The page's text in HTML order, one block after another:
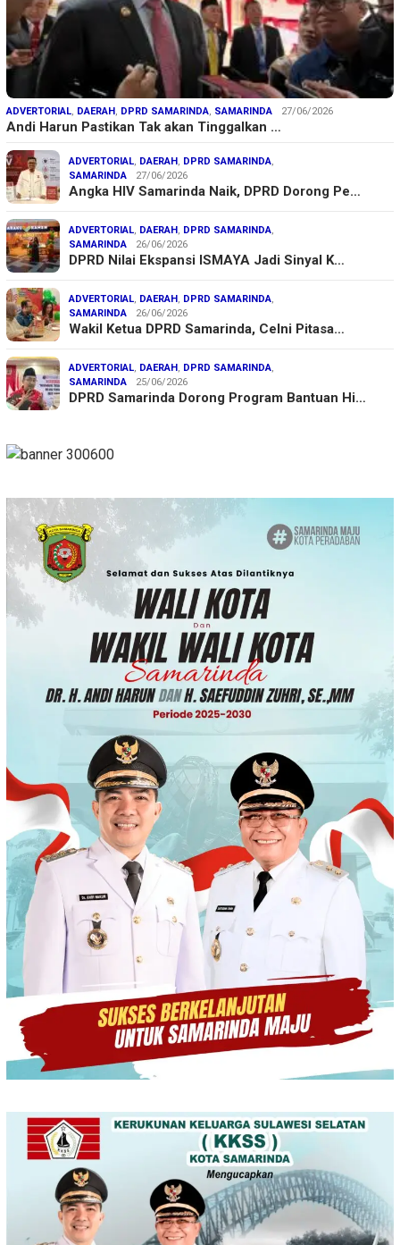
ADVERTORIAL, DAERAH, DPRD SAMARINDA, SAMARINDA 27/06/2026
Andi Harun Pastikan Tak akan Tinggalkan …
ADVERTORIAL, DAERAH, DPRD SAMARINDA,
SAMARINDA
27/06/2026
Angka HIV Samarinda Naik, DPRD Dorong Pe…
ADVERTORIAL, DAERAH, DPRD SAMARINDA,
SAMARINDA
26/06/2026
DPRD Nilai Ekspansi ISMAYA Jadi Sinyal K…
ADVERTORIAL, DAERAH, DPRD SAMARINDA,
SAMARINDA
26/06/2026
Wakil Ketua DPRD Samarinda, Celni Pitasa…
ADVERTORIAL, DAERAH, DPRD SAMARINDA,
SAMARINDA
25/06/2026
DPRD Samarinda Dorong Program Bantuan Hi…